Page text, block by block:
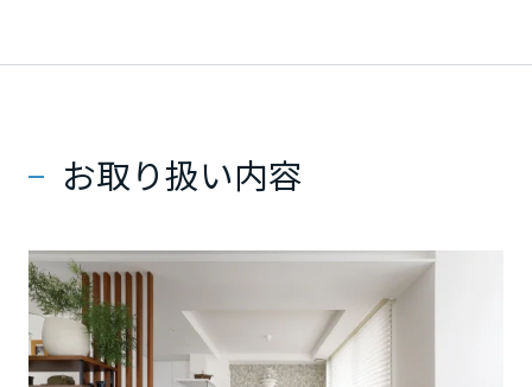
リフォーム事例はこちらから
お取り扱い内容
長野県
東海エリア